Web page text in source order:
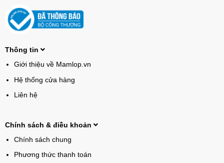
Thông tin
Giới thiệu về Mamlop.vn
Hệ thống cửa hàng
Liên hệ
Chính sách & điều khoản
Chính sách chung
Phương thức thanh toán